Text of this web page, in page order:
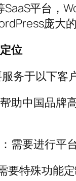
平台，
庞大
位
务于以下客
助中国品牌
需要进行平
要特殊功能